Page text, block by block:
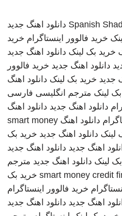
Spanish دانلود اهنگ جدید
خرید فالوور اینستاگرام خرید
خرید بک لینک دانلود اهنگ جدید
دانلود اهنگ جدید خرید فالوور
جدید خرید بک لینک دانلود اهنگ
لینک مترجم انگلیسی فارسی
دانلود اهنگ جدید دانلود اهنگ
دانلود اهنگ smart money
لینک دانلود اهنگ جدید خرید بک
اهنگ جدید دانلود اهنگ جدید
لینک دانلود اهنگ جدید مترجم
smart money credit خرید بک
خرید فالوور اینستاگرام
اهنگ جدید دانلود اهنگ جدید